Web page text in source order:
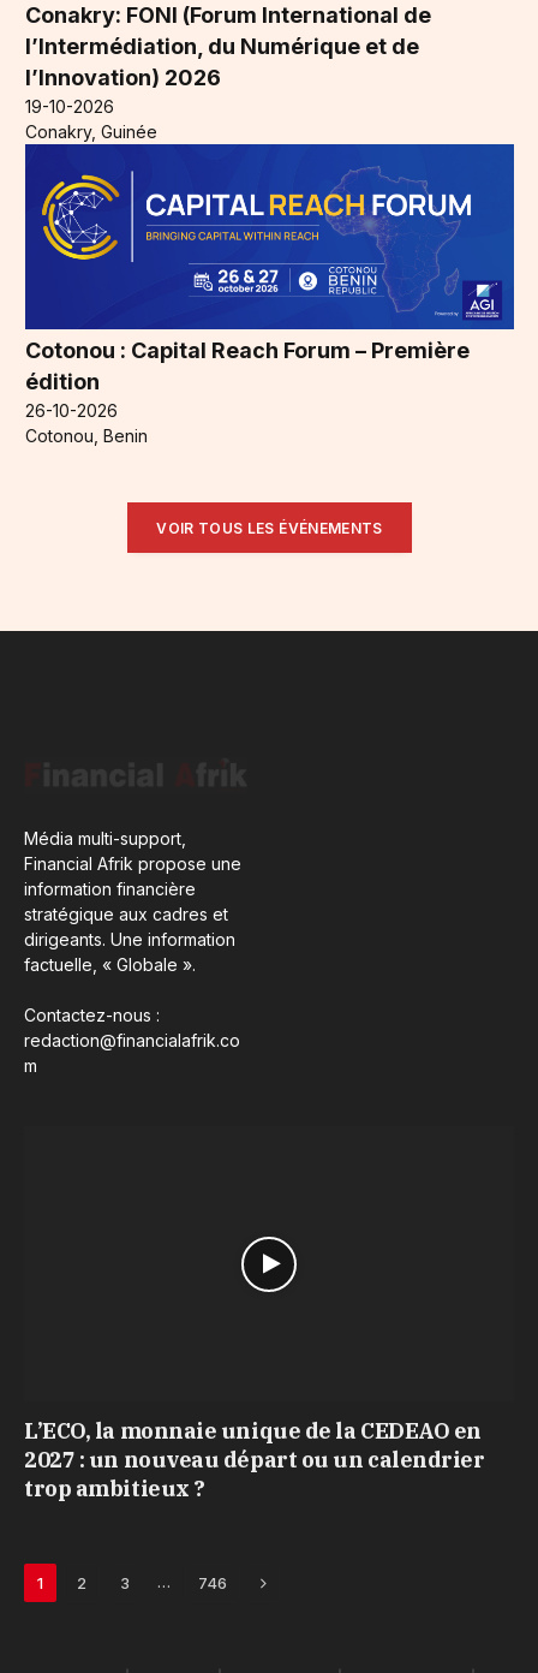
Conakry: FONI (Forum International de
l’Intermédiation, du Numérique et de
l’Innovation) 2026
19-10-2026
Conakry, Guinée
Cotonou : Capital Reach Forum – Première
édition
26-10-2026
Cotonou, Benin
VOIR TOUS LES ÉVÉNEMENTS
Média multi-support,
Financial Afrik propose une
information financière
stratégique aux cadres et
dirigeants. Une information
factuelle, « Globale ».
Contactez-nous :
redaction@financialafrik.co
m
L’ECO, la monnaie unique de la CEDEAO en
2027 : un nouveau départ ou un calendrier
trop ambitieux ?
1 2 3 … 746 Next